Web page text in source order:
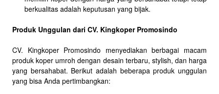
berkualitas adalah keputusan yang bijak.
Produk Unggulan dari CV. Kingkoper Promosindo
CV. Kingkoper Promosindo menyediakan berbagai macam
produk koper umroh dengan desain terbaru, stylish, dan harga
yang bersahabat. Berikut adalah beberapa produk unggulan
yang bisa Anda pertimbangkan: